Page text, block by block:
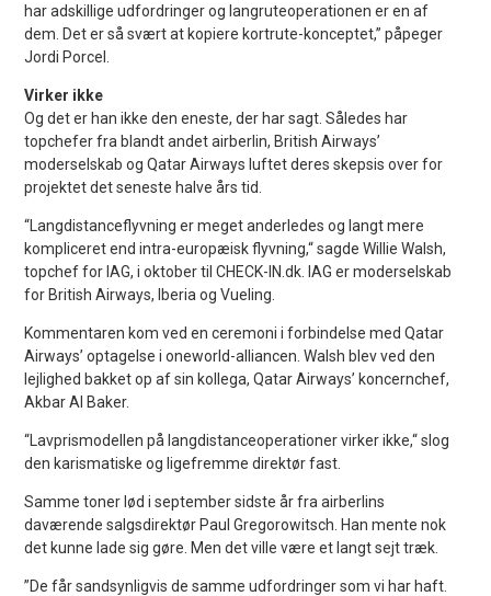
har adskillige udfordringer og langruteoperationen er en af
dem. Det er så svært at kopiere kortrute-konceptet,” påpeger
Jordi Porcel.
Virker ikke
Og det er han ikke den eneste, der har sagt. Således har
topchefer fra blandt andet airberlin, British Airways’
moderselskab og Qatar Airways luftet deres skepsis over for
projektet det seneste halve års tid.
“Langdistanceflyvning er meget anderledes og langt mere
kompliceret end intra-europæisk flyvning,“ sagde Willie Walsh,
topchef for IAG, i oktober til CHECK-IN.dk. IAG er moderselskab
for British Airways, Iberia og Vueling.
Kommentaren kom ved en ceremoni i forbindelse med Qatar
Airways’ optagelse i oneworld-alliancen. Walsh blev ved den
lejlighed bakket op af sin kollega, Qatar Airways’ koncernchef,
Akbar Al Baker.
“Lavprismodellen på langdistanceoperationer virker ikke,“ slog
den karismatiske og ligefremme direktør fast.
Samme toner lød i september sidste år fra airberlins
daværende salgsdirektør Paul Gregorowitsch. Han mente nok
det kunne lade sig gøre. Men det ville være et langt sejt træk.
”De får sandsynligvis de samme udfordringer som vi har haft.